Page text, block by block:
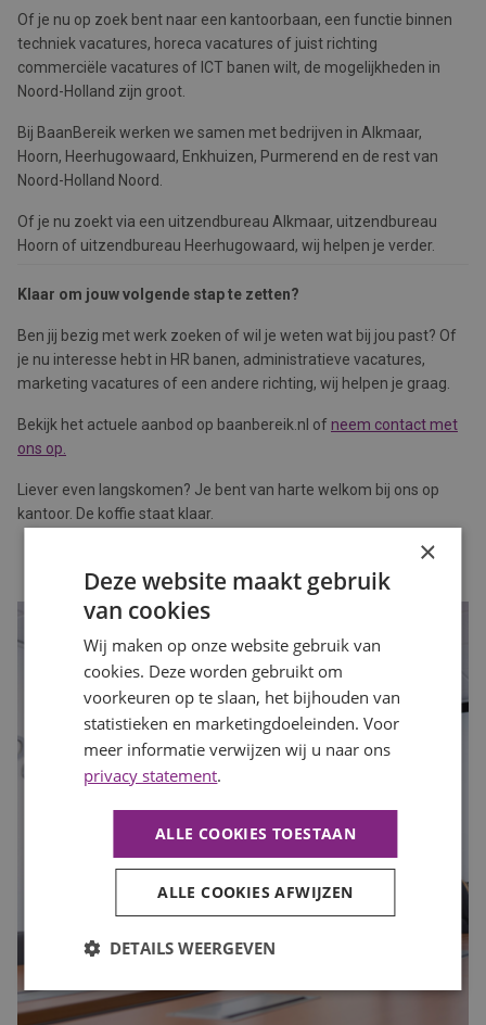
Of je nu op zoek bent naar een kantoorbaan, een functie binnen
techniek vacatures, horeca vacatures of juist richting
commerciële vacatures of ICT banen wilt, de mogelijkheden in
Noord-Holland zijn groot.
Bij BaanBereik werken we samen met bedrijven in Alkmaar,
Hoorn, Heerhugowaard, Enkhuizen, Purmerend en de rest van
Noord-Holland Noord.
Of je nu zoekt via een uitzendbureau Alkmaar, uitzendbureau
Hoorn of uitzendbureau Heerhugowaard, wij helpen je verder.
Klaar om jouw volgende stap te zetten?
Ben jij bezig met werk zoeken of wil je weten wat bij jou past? Of
je nu interesse hebt in HR banen, administratieve vacatures,
marketing vacatures of een andere richting, wij helpen je graag.
Bekijk het actuele aanbod op baanbereik.nl of neem contact met
ons op.
Liever even langskomen? Je bent van harte welkom bij ons op
kantoor. De koffie staat klaar.
×
Deze website maakt gebruik
van cookies
Wij maken op onze website gebruik van
cookies. Deze worden gebruikt om
voorkeuren op te slaan, het bijhouden van
statistieken en marketingdoeleinden. Voor
meer informatie verwijzen wij u naar ons
privacy statement.
ALLE COOKIES TOESTAAN
ALLE COOKIES AFWIJZEN
DETAILS WEERGEVEN